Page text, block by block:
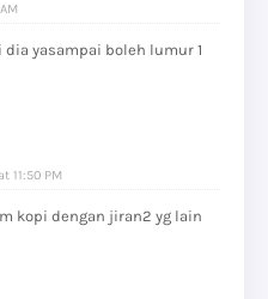
yasampai boleh lumur 1
11:50 PM
kopi dengan jiran2 yg lain